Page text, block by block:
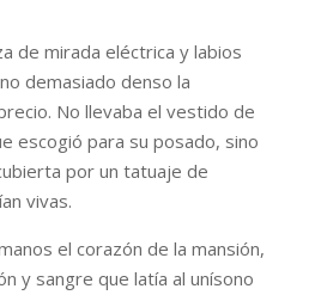
de mirada eléctrica y labios
demasiado denso la
No llevaba el vestido de
escogió para su posado, sino
por un tatuaje de
vivas.
el corazón de la mansión,
y sangre que latía al unísono